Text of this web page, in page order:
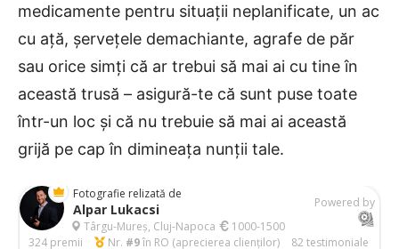
medicamente pentru situații neplanificate, un ac
cu ață, șervețele demachiante, agrafe de păr
sau orice simți că ar trebui să mai ai cu tine în
această trusă – asigură-te că sunt puse toate
într-un loc și că nu trebuie să mai ai această
grijă pe cap în dimineața nunții tale.